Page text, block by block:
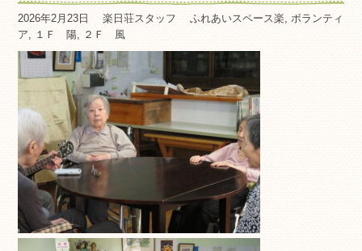
2026年2月23日 楽日荘スタッフ ふれあいスペース楽,ボランティ
ア, １Ｆ 陽, ２Ｆ 風